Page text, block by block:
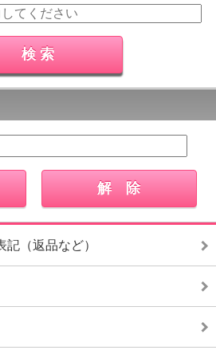
（返品など）